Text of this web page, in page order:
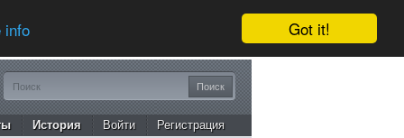
Got it!
info
История Войти Регистрация